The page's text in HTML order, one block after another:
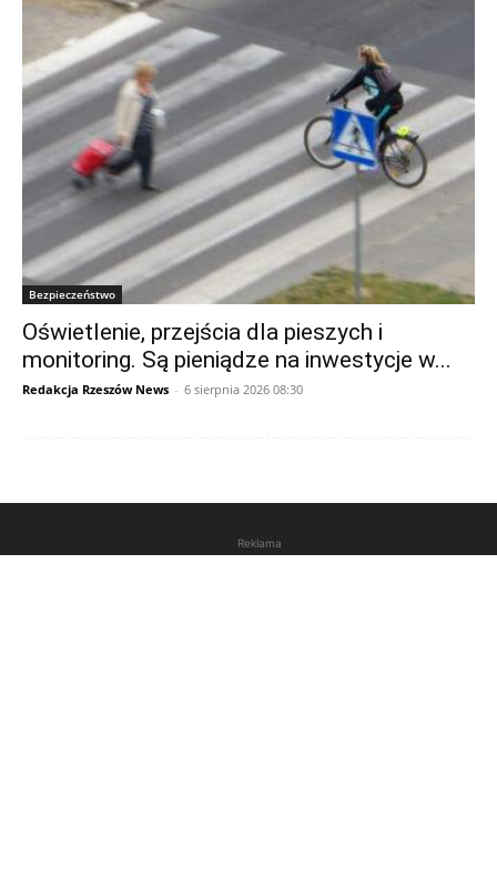
Bezpieczeństwo
Oświetlenie, przejścia dla pieszych i
monitoring. Są pieniądze na inwestycje w...
Redakcja Rzeszów News - 6 sierpnia 2026 08:30
Reklama